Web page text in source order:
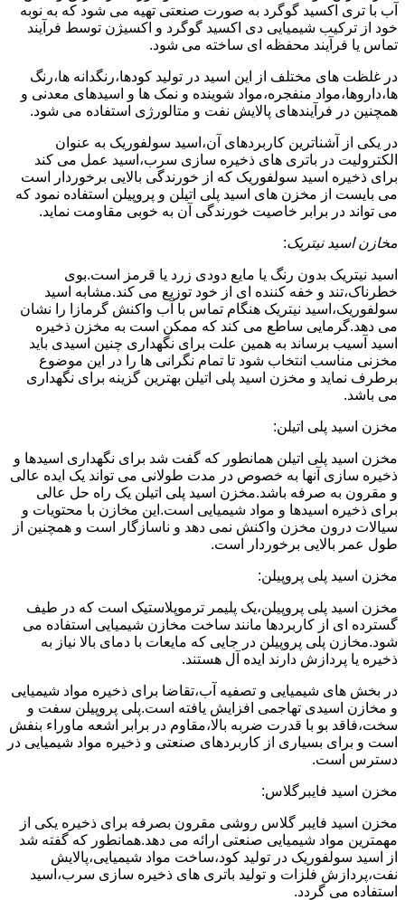
آب با تری اکسید گوگرد به صورت صنعتی تهیه می شود که به نوبه
خود از ترکیب شیمیایی دی اکسید گوگرد و اکسیژن توسط فرآیند
تماس یا فرآیند محفظه ای ساخته می شود.
در غلظت های مختلف از این اسید در تولید کودها،رنگدانه ها،رنگ
ها،داروها،مواد منفجره،مواد شوینده و نمک ها و اسیدهای معدنی و
همچنین در فرآیندهای پالایش نفت و متالورژی استفاده می شود.
در یکی از آشناترین کاربردهای آن،اسید سولفوریک به عنوان
الکترولیت در باتری های ذخیره سازی سرب،اسید عمل می کند
برای ذخیره اسید سولفوریک که از خورندگی بالایی برخوردار است
می بایست از مخزن های اسید پلی اتیلن و پروپیلن استفاده نمود که
می تواند در برابر خاصیت خورندگی آن به خوبی مقاومت نماید.
مخازن اسید نیتریک:
اسید نیتریک بدون رنگ یا مایع دودی زرد یا قرمز است.بوی
خطرناک،تند و خفه کننده ای از خود توزیع می کند.مشابه اسید
سولفوریک،اسید نیتریک هنگام تماس با آب واکنش گرمازا را نشان
می دهد.گرمایی ساطع می کند که ممکن است به مخزن ذخیره
اسید آسیب برساند به همین علت برای نگهداری چنین اسیدی باید
مخزنی مناسب انتخاب شود تا تمام نگرانی ها را در این موضوع
برطرف نماید و مخزن اسید پلی اتیلن بهترین گزینه برای نگهداری
می باشد.
مخزن اسید پلی اتیلن:
مخزن اسید پلی اتیلن همانطور که گفت شد برای نگهداری اسیدها و
ذخیره سازی آنها به خصوص در مدت طولانی می تواند یک ایده عالی
و مقرون به صرفه باشد.مخزن اسید پلی اتیلن یک راه حل عالی
برای ذخیره اسیدها و مواد شیمیایی است.این مخازن با محتویات و
سیالات درون مخزن واکنش نمی دهد و ناسازگار است و همچنین از
طول عمر بالایی برخوردار است.
مخزن اسید پلی پروپیلن:
مخزن اسید پلی پروپیلن،یک پلیمر ترموپلاستیک است که در طیف
گسترده ای از کاربردها مانند ساخت مخازن شیمیایی استفاده می
شود.مخازن پلی پروپیلن در جایی که مایعات با دمای بالا نیاز به
ذخیره یا پردازش دارند ایده آل هستند.
در بخش های شیمیایی و تصفیه آب،تقاضا برای ذخیره مواد شیمیایی
و مخازن اسیدی تهاجمی افزایش یافته است.پلی پروپیلن سفت و
سخت،فاقد بو با قدرت ضربه بالا،مقاوم در برابر اشعه ماوراء بنفش
است و برای بسیاری از کاربردهای صنعتی و ذخیره مواد شیمیایی در
دسترس است.
مخزن اسید فایبرگلاس:
مخزن اسید فایبر گلاس روشی مقرون بصرفه برای ذخیره یکی از
مهمترین مواد شیمیایی صنعتی ارائه می دهد.همانطور که گفته شد
از اسید سولفوریک در تولید کود،ساخت مواد شیمیایی،پالایش
نفت،پردازش فلزات و تولید باتری های ذخیره سازی سرب،اسید
استفاده می گردد.